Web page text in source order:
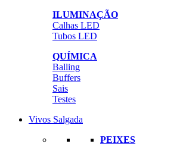
ILUMINAÇÃO
Calhas LED
Tubos LED
QUÍMICA
Balling
Buffers
Sais
Testes
Vivos Salgada
PEIXES